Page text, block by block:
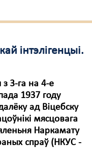
інтэлігенцыі.
з 3-га на 4-е
1937 году
ад Віцебску
мясцовага
Наркамату
спраў (НКУС -